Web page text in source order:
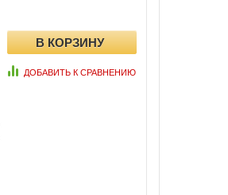
ДОБАВИТЬ К СРАВНЕНИЮ